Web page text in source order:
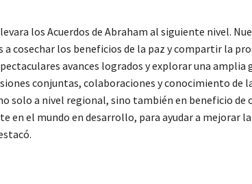
los Acuerdos de Abraham al siguiente nivel.
a cosechar los beneficios de la paz y compartir la
avances logrados y explorar una amplia
conjuntas, colaboraciones y conocimiento de
solo a nivel regional, sino también en beneficio de
en el mundo en desarrollo, para ayudar a mejorar la